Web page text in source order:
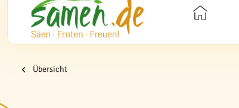
Übersicht